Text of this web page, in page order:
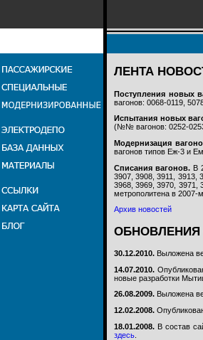
ЛЕНТА
Поступления новых
вагонов: 0068-0119,
Испытания новых
(№№ вагонов: 0252-
Модернизация
вагонов типов Еж-3 и
Списания вагонов.В
3907, 3908, 3911, 3913,
3968, 3969, 3970, 3971,
метрополитена в 2007-
Архив новостей
ОБНОВЛЕНИЯ
30.12.2010. Выложена
14.07.2010.
новые разработки
26.08.2009. Выложена
12.02.2008.
18.01.2008. В состав
здесь